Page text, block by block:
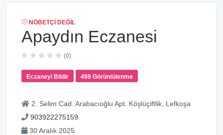
NÖBETÇI DEĞIL
Apaydın Eczanesi
(0)
Eczaneyi Bildir 498 Görüntülenme
2. Selim Cad. Arabacıoğlu Apt. Köşlüçiftlik, Lefkoşa
903922275159
30 Aralık 2025